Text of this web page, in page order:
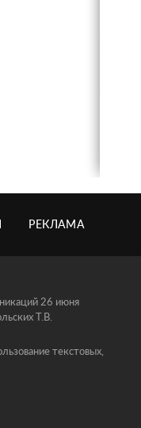
РЕКЛАМА
26 июня
Т.В.
текстовых,